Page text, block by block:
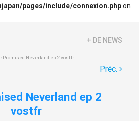
pages/include/connexion.phpon
+ DE NEWS
Promised Neverland ep 2 vostfr
Préc.
Neverland ep 2
vostfr